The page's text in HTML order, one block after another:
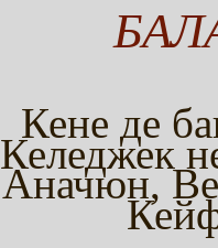
Кене де
Келеджек
Аначюн,